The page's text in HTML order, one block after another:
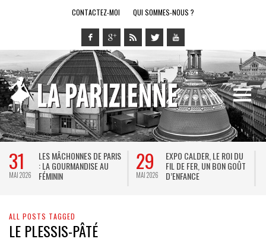
CONTACTEZ-MOI QUI SOMMES-NOUS ?
31
MAI 2026
LES MÂCHONNES DE PARIS
: LA GOURMANDISE AU
FÉMININ
29
MAI 2026
EXPO CALDER, LE ROI DU
FIL DE FER, UN BON GOÛT
D’ENFANCE
ALL POSTS TAGGED
LE PLESSIS-PÂTÉ